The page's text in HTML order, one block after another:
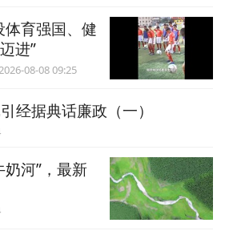
体育强国、健
进”
民网-中国共产党新闻网 2026-08-08 09:25
经据典话廉政（一）
河”，最新